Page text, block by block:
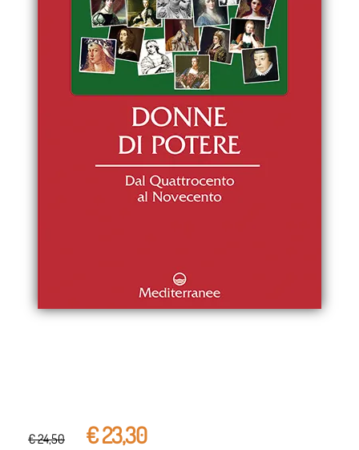
€ 24,50 € 23,30